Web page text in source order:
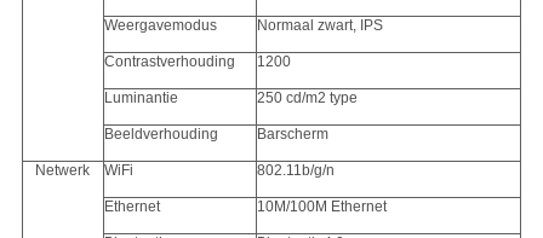
Weergavemodus Normaal zwart, IPS
Contrastverhouding 1200
Luminantie 250 cd/m2 type
Beeldverhouding Barscherm
Netwerk WiFi 802.11b/g/n
Ethernet 10M/100M Ethernet